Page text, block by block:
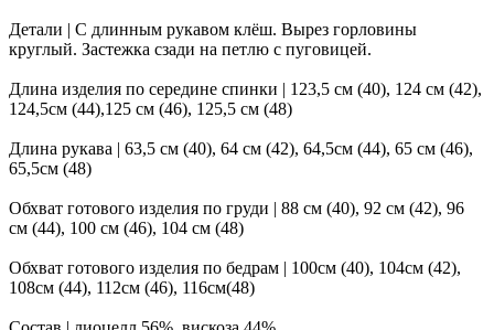
Детали | С длинным рукавом клёш. Вырез горловины
круглый. Застежка сзади на петлю с пуговицей.
Длина изделия по середине спинки | 123,5 см (40), 124 см (42),
124,5см (44),125 см (46), 125,5 см (48)
Длина рукава | 63,5 см (40), 64 см (42), 64,5см (44), 65 см (46),
65,5см (48)
Обхват готового изделия по груди | 88 см (40), 92 см (42), 96
см (44), 100 см (46), 104 см (48)
Обхват готового изделия по бедрам | 100см (40), 104см (42),
108см (44), 112см (46), 116см(48)